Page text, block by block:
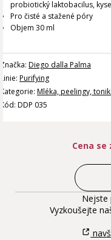
probiotický laktobacilus,
Pro čisté a stažené póry
Objem 30 ml
Značka: Diego dalla Palma
Linie: Purifying
Kategorie: Mléka, peelingy,
Kód: DDP 035
Cena
Nejste
Vyzkoušejte